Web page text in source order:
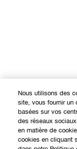
Nous utilisons des
site, vous fournir un
basées sur vos
des réseaux
en matière de
cookies en cliquant